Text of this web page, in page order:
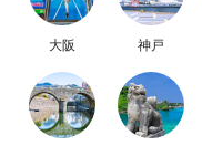
大阪 神戸